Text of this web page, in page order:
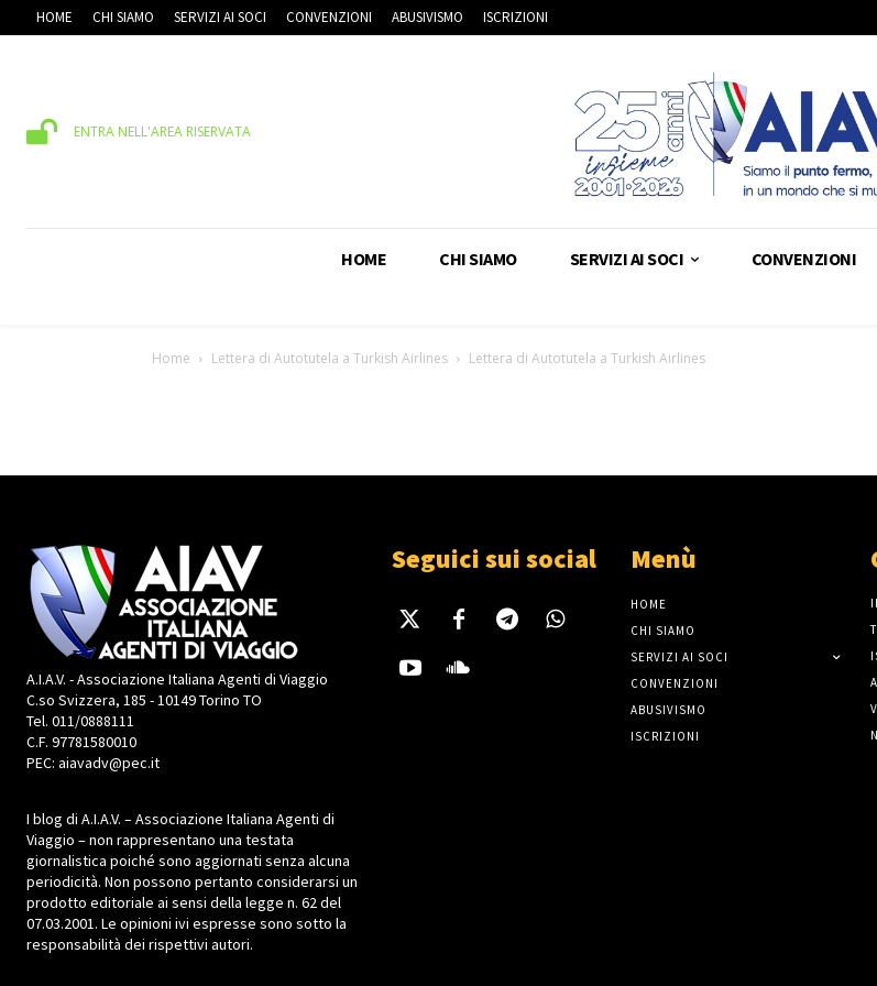
HOME CHI SIAMO SERVIZI AI SOCI CONVENZIONI ABUSIVISMO ISCRIZIONI
ENTRA NELL'AREA RISERVATA
HOME CHI SIAMO SERVIZI AI SOCI CONVENZIONI
Home Lettera di Autotutela a Turkish Airlines Lettera di Autotutela a Turkish Airlines
A.I.A.V. - Associazione Italiana Agenti di Viaggio
C.so Svizzera, 185 - 10149 Torino TO
Tel. 011/0888111
C.F. 97781580010
PEC: aiavadv@pec.it
I blog di A.I.A.V. – Associazione Italiana Agenti di
Viaggio – non rappresentano una testata
giornalistica poiché sono aggiornati senza alcuna
periodicità. Non possono pertanto considerarsi un
prodotto editoriale ai sensi della legge n. 62 del
07.03.2001. Le opinioni ivi espresse sono sotto la
responsabilità dei rispettivi autori.
Seguici sui social Menù
HOME
CHI SIAMO
SERVIZI AI SOCI
CONVENZIONI
ABUSIVISMO
ISCRIZIONI